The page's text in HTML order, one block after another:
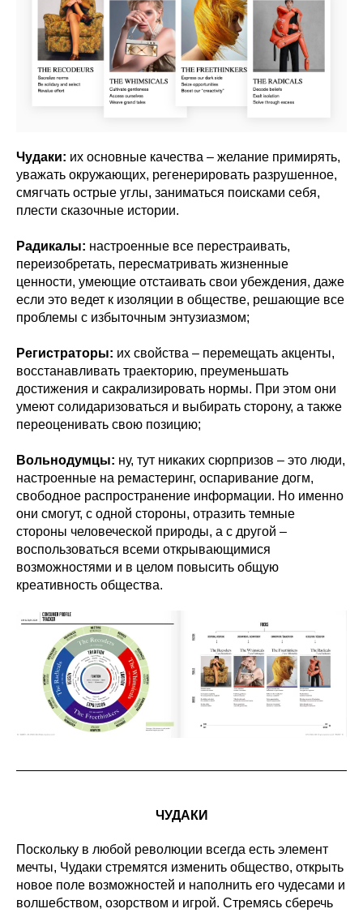
Чудаки: их основные качества – желание примирять,
уважать окружающих, регенерировать разрушенное,
смягчать острые углы, заниматься поисками себя,
плести сказочные истории.
Радикалы: настроенные все перестраивать,
переизобретать, пересматривать жизненные
ценности, умеющие отстаивать свои убеждения, даже
если это ведет к изоляции в обществе, решающие все
проблемы с избыточным энтузиазмом;
Регистраторы: их свойства – перемещать акценты,
восстанавливать траекторию, преуменьшать
достижения и сакрализировать нормы. При этом они
умеют солидаризоваться и выбирать сторону, а также
переоценивать свою позицию;
Вольнодумцы: ну, тут никаких сюрпризов – это люди,
настроенные на ремастеринг, оспаривание догм,
свободное распространение информации. Но именно
они смогут, с одной стороны, отразить темные
стороны человеческой природы, а с другой –
воспользоваться всеми открывающимися
возможностями и в целом повысить общую
креативность общества.
ЧУДАКИ
Поскольку в любой революции всегда есть элемент
мечты, Чудаки стремятся изменить общество, открыть
новое поле возможностей и наполнить его чудесами и
волшебством, озорством и игрой. Стремясь сберечь